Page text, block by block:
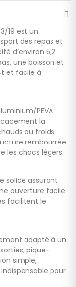
19 est un
des repas et
d’environ 5,2
une boisson et
et facile à
PEVA
la
ou froids.
rembourrée
les chocs légers.
solide assurant
ouverture facile
facilitent le
adapté à un
pique-
simple,
pour